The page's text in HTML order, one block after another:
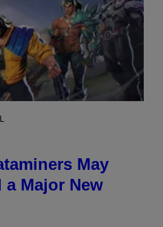
May
a Major New